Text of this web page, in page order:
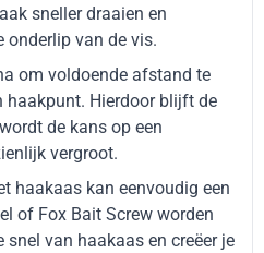
sneller draaien en
onderlip van de vis.
om voldoende afstand te
haakpunt. Hierdoor blijft de
de kans op een
vergroot.
haakaas kan eenvoudig een
of Fox Bait Screw worden
van haakaas en creëer je